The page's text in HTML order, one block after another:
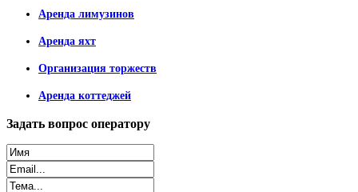
Аренда лимузинов
Аренда яхт
Организация торжеств
Аренда коттеджей
Задать вопрос оператору